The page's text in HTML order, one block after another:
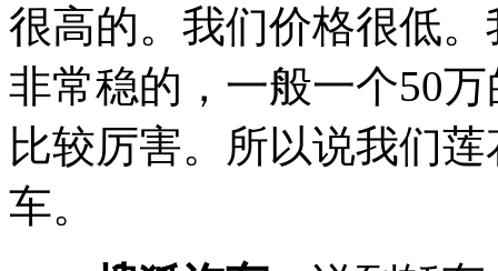
很高的。我们价格很低
非常稳的，一般一个50
比较厉害。所以说我们
车。